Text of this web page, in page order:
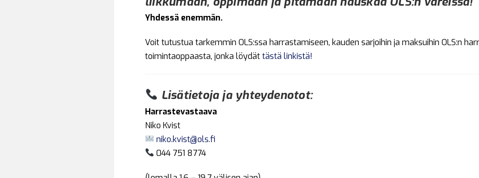
Yhdessä enemmän.
Voit tutustua tarkemmin OLS:ssa harrastamiseen, kauden sarjoihin ja maksuihin OLS:n
toimintaoppaasta, jonka löydättästä linkistä!
Lisätietoja ja yhteydenotot:
Harrastevastaava
Niko Kvist
niko.kvist@ols.fi
044 751 8774